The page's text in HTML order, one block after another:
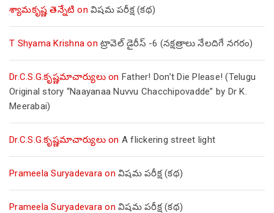
శ్యామకృష్ణ తెన్నేటి on విషమ పరీక్ష (క‌థ‌)
T Shyama Krishna on ట్రావెల్ డైరీస్ -6 (నక్షత్రాలు నేలదిగే నగరం)
Dr.C.S.G.కృష్ణమాచార్యులుon Father! Don’t Die Please! (Telugu
Original story “Naayanaa Nuvvu Chacchipovadde” by Dr K.
Meerabai)
Dr.C.S.G.కృష్ణమాచార్యులుon A flickering street light
Prameela Suryadevara on విషమ పరీక్ష (క‌థ‌)
Prameela Suryadevara on విషమ పరీక్ష (క‌థ‌)